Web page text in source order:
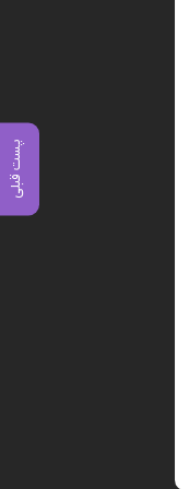
پست قبلی